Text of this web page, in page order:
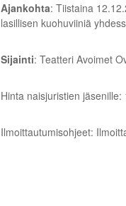
Ajankohta: Tiistaina
lasillisen kuohuviiniä
Sijainti: Teatteri Avoimet
Hinta naisjuristien
Ilmoittautumisohjeet: